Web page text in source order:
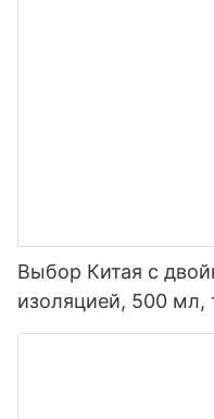
Выбор Китая с
изоляцией, 500 мл,
нержавеющей